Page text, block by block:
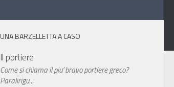
UNA BARZELLETTA A CASO
Il portiere
Come si chiama il piu' bravo portiere greco?
Paralirigu...